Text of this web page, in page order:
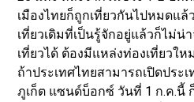
เมืองไทยก็ถูกเที่ยวกันไปหมดแ
เที่ยวเดิมที่เป็นรู้จักอยู่แล้วก็ไม่น่
เที่ยวได้ ต้องมีแหล่งท่องเที่ยวใ
ถ้าประเทศไทยสามารถเปิดประ
ภูเก็ต แซนด์บ็อกซ์ วันที่ 1 ก.ค.นี้